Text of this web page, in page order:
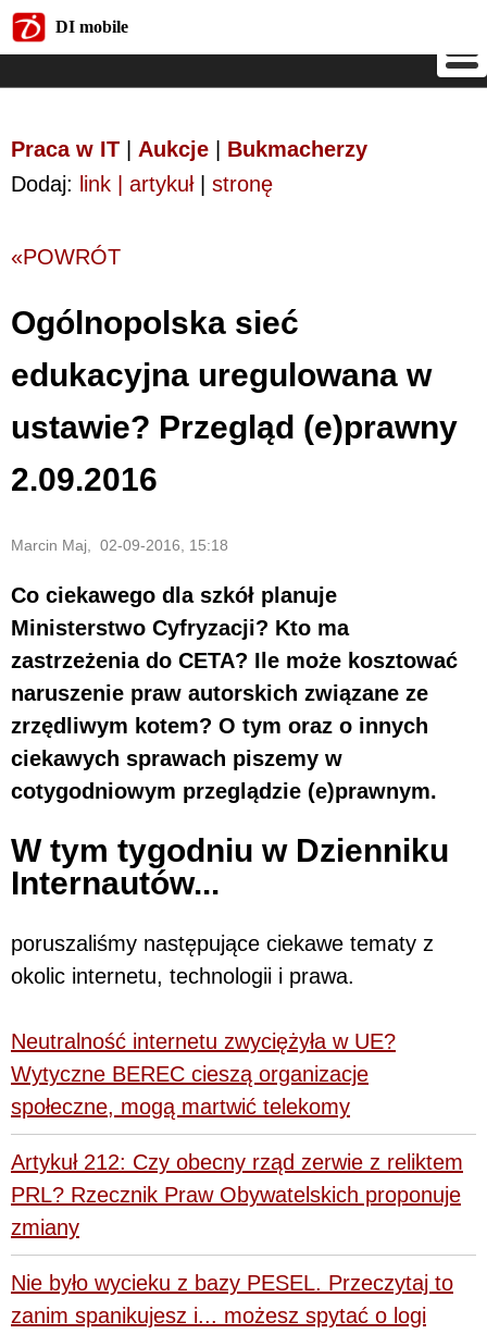
DI mobile
Praca w IT Aukcje
Bukmacherzy
Dodaj: link | artykuł| stronę
«POWRÓT
Ogólnopolska sieć
edukacyjna uregulowana w
ustawie? Przegląd (e)prawny
2.09.2016
Marcin Maj, 02-09-2016, 15:18
Co ciekawego dla szkół planuje
Ministerstwo Cyfryzacji? Kto ma
zastrzeżenia do CETA? Ile może kosztować
naruszenie praw autorskich związane ze
zrzędliwym kotem? O tym oraz o innych
ciekawych sprawach piszemy w
cotygodniowym przeglądzie (e)prawnym.
W tym tygodniu w Dzienniku
Internautów...
poruszaliśmy następujące ciekawe tematy z
okolic internetu, technologii i prawa.
Neutralność internetu zwyciężyła w UE?
Wytyczne BEREC cieszą organizacje
społeczne, mogą martwić telekomy
Artykuł 212: Czy obecny rząd zerwie z reliktem
PRL? Rzecznik Praw Obywatelskich proponuje
zmiany
Nie było wycieku z bazy PESEL. Przeczytaj to
zanim spanikujesz i... możesz spytać o logi
DI mobile